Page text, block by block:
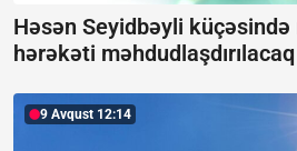
Həsən Seyidbəyli küçəsində
hərəkəti məhdudlaşdırılacaq
9 Avqust 12:14